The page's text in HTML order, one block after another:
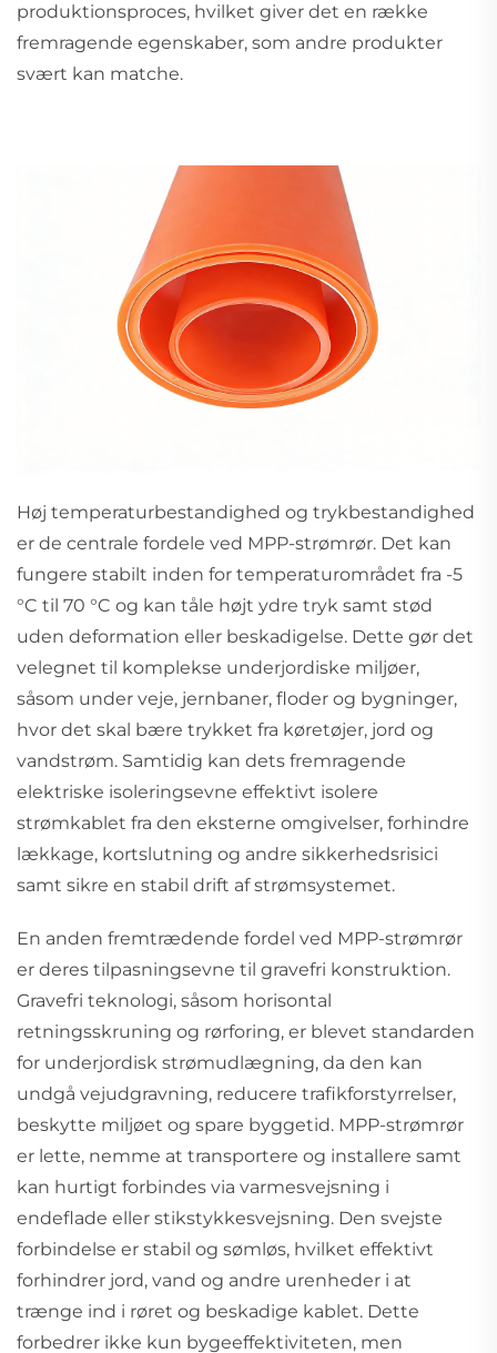
produktionsproces, hvilket giver det en række
fremragende egenskaber, som andre produkter
svært kan matche.
Høj temperaturbestandighed og trykbestandighed
er de centrale fordele ved MPP-strømrør. Det kan
fungere stabilt inden for temperaturområdet fra -5
°C til 70 °C og kan tåle højt ydre tryk samt stød
uden deformation eller beskadigelse. Dette gør det
velegnet til komplekse underjordiske miljøer,
såsom under veje, jernbaner, floder og bygninger,
hvor det skal bære trykket fra køretøjer, jord og
vandstrøm. Samtidig kan dets fremragende
elektriske isoleringsevne effektivt isolere
strømkablet fra den eksterne omgivelser, forhindre
lækkage, kortslutning og andre sikkerhedsrisici
samt sikre en stabil drift af strømsystemet.
En anden fremtrædende fordel ved MPP-strømrør
er deres tilpasningsevne til gravefri konstruktion.
Gravefri teknologi, såsom horisontal
retningsskruning og rørforing, er blevet standarden
for underjordisk strømudlægning, da den kan
undgå vejudgravning, reducere trafikforstyrrelser,
beskytte miljøet og spare byggetid. MPP-strømrør
er lette, nemme at transportere og installere samt
kan hurtigt forbindes via varmesvejsning i
endeflade eller stikstykkesvejsning. Den svejste
forbindelse er stabil og sømløs, hvilket effektivt
forhindrer jord, vand og andre urenheder i at
trænge ind i røret og beskadige kablet. Dette
forbedrer ikke kun bygeeffektiviteten, men